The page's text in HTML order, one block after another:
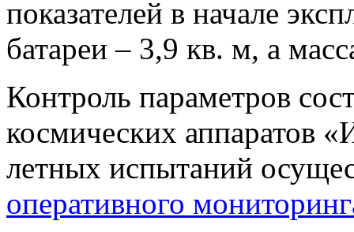
показателей в начале
батареи – 3,9 кв. м, а
Контроль параметров
космических аппаратов
летных испытаний
оперативного